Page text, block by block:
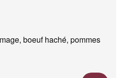
boeuf haché, pommes